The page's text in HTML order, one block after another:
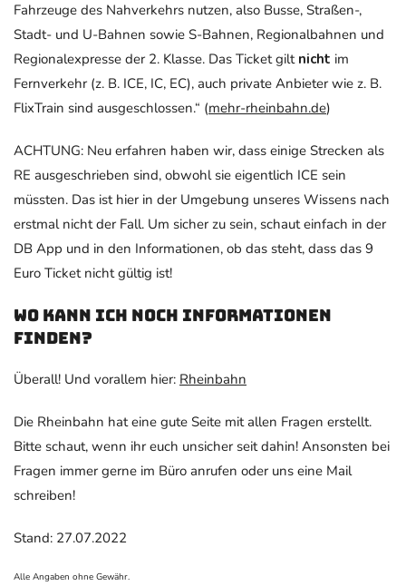
Fahrzeuge des Nahverkehrs nutzen, also Busse, Straßen-​​,
Stadt-​​ und U-​​Bahnen sowie S-​Bahnen, Regionalbahnen und
Regionalexpresse der 2. Klasse. Das Ticket gilt nicht im
Fernverkehr (z. B. ICE, IC, EC), auch private Anbieter wie z. B.
FlixTrain sind ausgeschlossen.“ (mehr-rheinbahn.de)
ACHTUNG: Neu erfahren haben wir, dass einige Strecken als
RE ausgeschrieben sind, obwohl sie eigentlich ICE sein
müssten. Das ist hier in der Umgebung unseres Wissens nach
erstmal nicht der Fall. Um sicher zu sein, schaut einfach in der
DB App und in den Informationen, ob das steht, dass das 9
Euro Ticket nicht gültig ist!
Wo kann ich noch Informationen
finden?
Überall! Und vorallem hier: Rheinbahn
Die Rheinbahn hat eine gute Seite mit allen Fragen erstellt.
Bitte schaut, wenn ihr euch unsicher seit dahin! Ansonsten bei
Fragen immer gerne im Büro anrufen oder uns eine Mail
schreiben!
Stand: 27.07.2022
Alle Angaben ohne Gewähr.